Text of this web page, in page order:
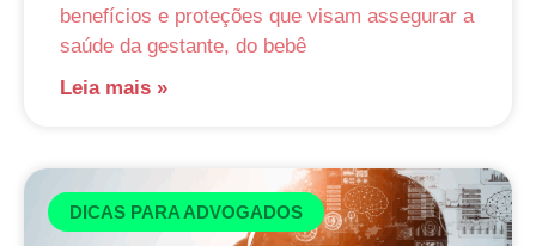
benefícios e proteções que visam assegurar a
saúde da gestante, do bebê
Leia mais »
DICAS PARA ADVOGADOS